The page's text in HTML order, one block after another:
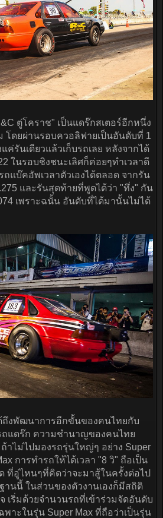
ตู่โคราช" เป็นแดร๊กสเตอร์อีกหนึ่ง
โดยผ่านรอบควอลิฟายเป็นอันดับที่ 1
ค่รันเดียวแล้วเก็บรถเลย หลังจากได้
ในรอบชิงชนะเลิศก็ค่อยๆทำเวลาดี
ถแบ๊คอัพเวลาตัวเองได้ตลอด จากรัน
และรันสุดท้ายที่พูดได้ว่า "ทึ่ง" กัน
เพราะฉนั้น อันดับที่ได้มานั้นไม่ได้
ถึงพัฒนาการอีกขั้นของคนไทยกับ
ถแดร๊ก ความชำนาญของคนไทย
าไม่ไปมองรถรุ่นใหญ่ๆ อย่าง Super
การทำรถให้ได้เวลา "8 วิ" ถือเป็น
ที่อู่ไหนๆที่คิดว่าจะมาสู้ในครั้งต่อไป
านนี้ ในส่วนของตัวงานเองก็มีสถิติ
เริ่มด้วยจำนวนรถที่เข้าร่วมจัดอันดับ
พาะในรุ่น Super Max ที่ถือว่าเป็นรุ่น